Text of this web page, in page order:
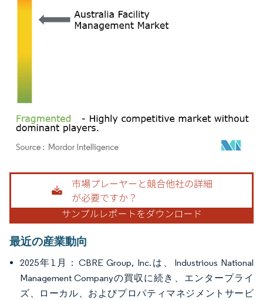
画像 © Mordor Intelligence。再利用にはCC BY 4.0の表示が必要です。
最近の産業動向
2025年1月：CBRE Group, Inc.は、Industrious National
Management Companyの買収に続き、エンタープライ
ズ、ローカル、およびプロパティマネジメントサービ